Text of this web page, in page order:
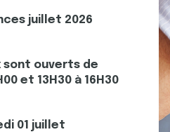
juillet 2026
sont ouverts de
et 13H30 à 16H30
01 juillet